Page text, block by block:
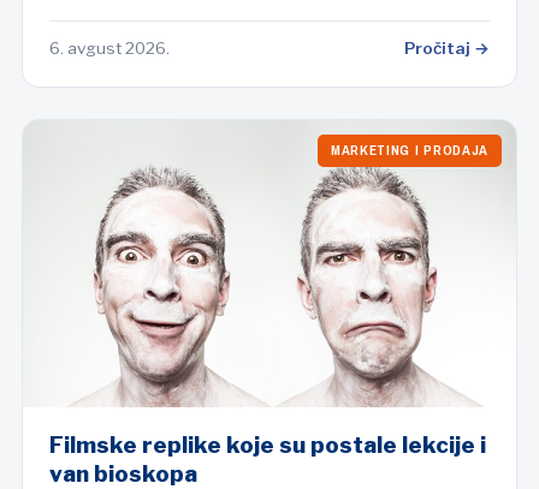
6. avgust 2026. Pročitaj →
MARKETING I PRODAJA
Filmske replike koje su postale lekcije i
van bioskopa